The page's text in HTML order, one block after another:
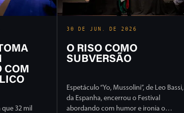
COM
32 mil
30 DE JUN. DE 2026
O RISO COMO
SUBVERSÃO
Espetáculo “Yo, Mussolini”, de Leo Bassi,
da Espanha, encerrou o Festival
abordando com humor e ironia o